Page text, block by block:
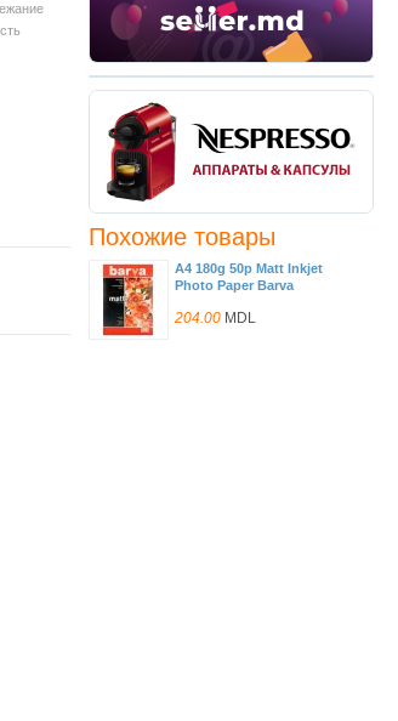
Похожие товары
A4 180g 50p Matt Inkjet
Photo Paper Barva
204.00 MDL